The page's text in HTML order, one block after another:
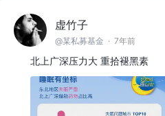
虚竹子
@某私募基金 · 7年前
北上广深压力大 重拾褪黑素